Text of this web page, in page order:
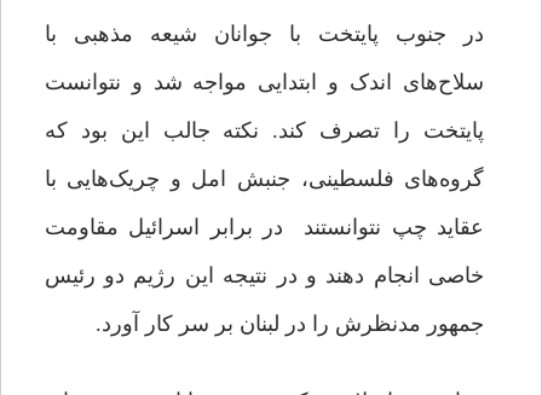
در جنوب پایتخت با جوانان شیعه مذهبی با
سلاح‌های اندک و ابتدایی مواجه شد و نتوانست
پایتخت را تصرف کند. نکته جالب این بود که
گروه‌های فلسطینی، جنبش امل و چریک‌هایی با
عقاید چپ نتوانستند در برابر اسرائیل مقاومت
خاصی انجام دهند و در نتیجه این رژیم دو رئیس
جمهور مدنظرش را در لبنان بر سر کار آورد.